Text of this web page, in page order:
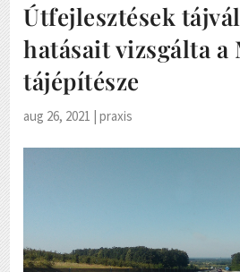
Útfejlesztések
hatásait vizsgálta a
tájépítésze
aug 26, 2021 |praxis